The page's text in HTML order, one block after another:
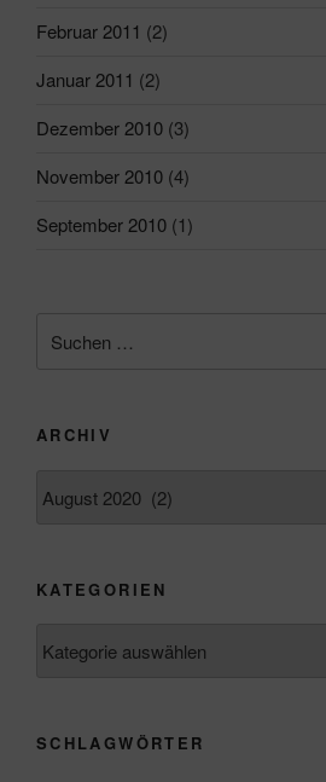
Februar 2011 (2)
Januar 2011 (2)
Dezember 2010 (3)
November 2010 (4)
September 2010 (1)
nach:
ARCHIV
KATEGORIEN
SCHLAGWÖRTER